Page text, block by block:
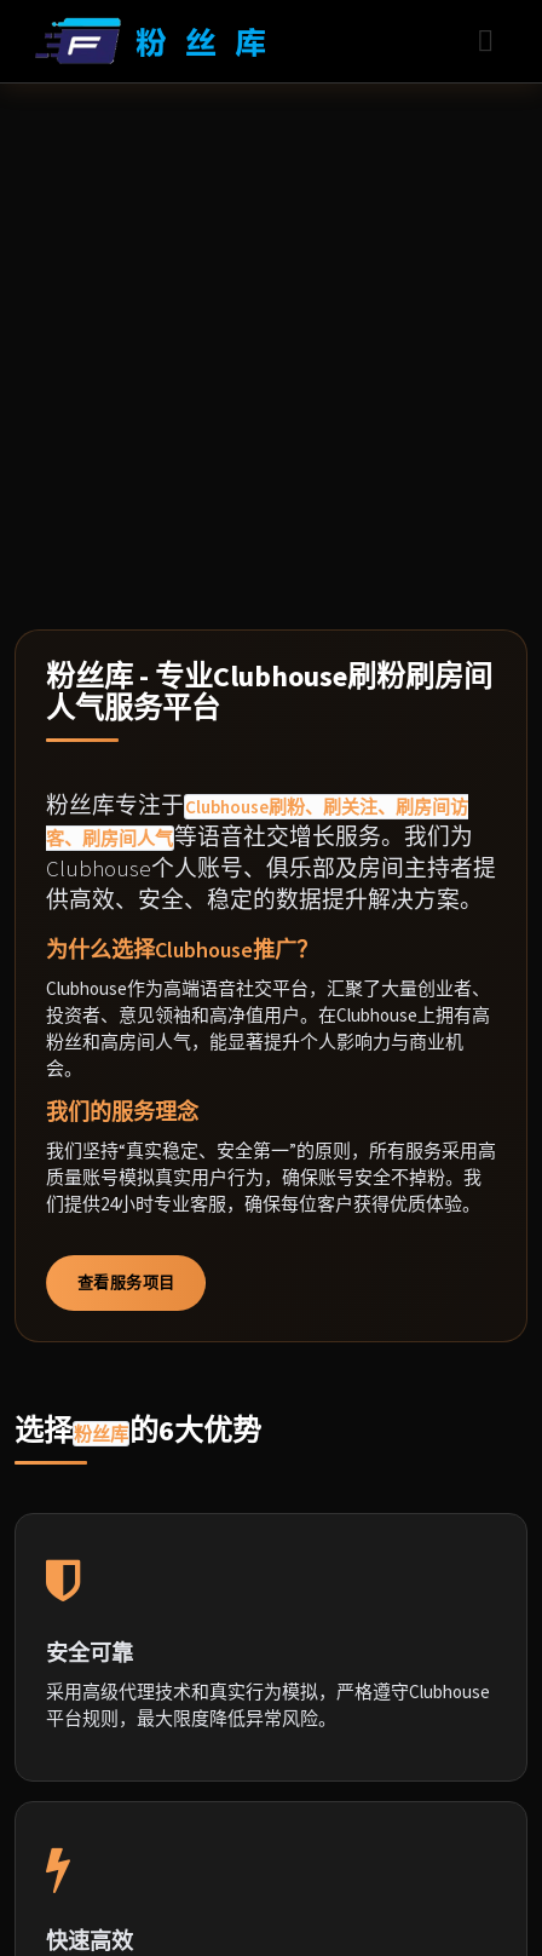
粉丝库 - 专业Clubhouse刷粉刷房间
人气服务平台
粉丝库专注于Clubhouse刷粉、刷关注、刷房间访
客、刷房间人气等语音社交增长服务。我们为
Clubhouse个人账号、俱乐部及房间主持者提
供高效、安全、稳定的数据提升解决方案。
为什么选择Clubhouse推广？
Clubhouse作为高端语音社交平台，汇聚了大量创业者、
投资者、意见领袖和高净值用户。在Clubhouse上拥有高
粉丝和高房间人气，能显著提升个人影响力与商业机
会。
我们的服务理念
我们坚持“真实稳定、安全第一”的原则，所有服务采用高
质量账号模拟真实用户行为，确保账号安全不掉粉。我
们提供24小时专业客服，确保每位客户获得优质体验。
查看服务项目
选择粉丝库的6大优势
安全可靠
采用高级代理技术和真实行为模拟，严格遵守Clubhouse
平台规则，最大限度降低异常风险。
快速高效